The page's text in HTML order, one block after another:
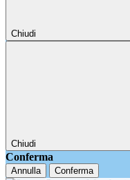
Chiudi
Chiudi
Conferma
Annulla Conferma